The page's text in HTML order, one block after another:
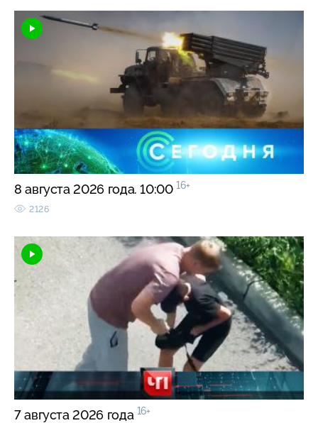
8 августа 2026 года. 10:00 16+
2126
7 августа 2026 года 16+